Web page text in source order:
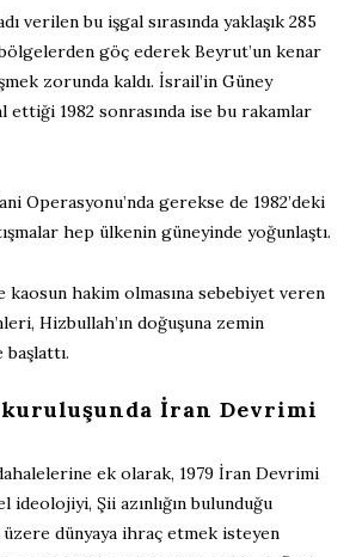
verilen bu işgal sırasında yaklaşık 285
göç ederek Beyrut’un kenar
zorunda kaldı. İsrail’in Güney
ettiği 1982 sonrasında ise bu rakamlar
Operasyonu’nda gerekse de 1982’deki
hep ülkenin güneyinde yoğunlaştı.
kaosun hakim olmasına sebebiyet veren
Hizbullah’ın doğuşuna zemin
kuruluşunda İran Devrimi
ek olarak, 1979 İran Devrimi
ideolojiyi, Şii azınlığın bulunduğu
dünyaya ihraç etmek isteyen